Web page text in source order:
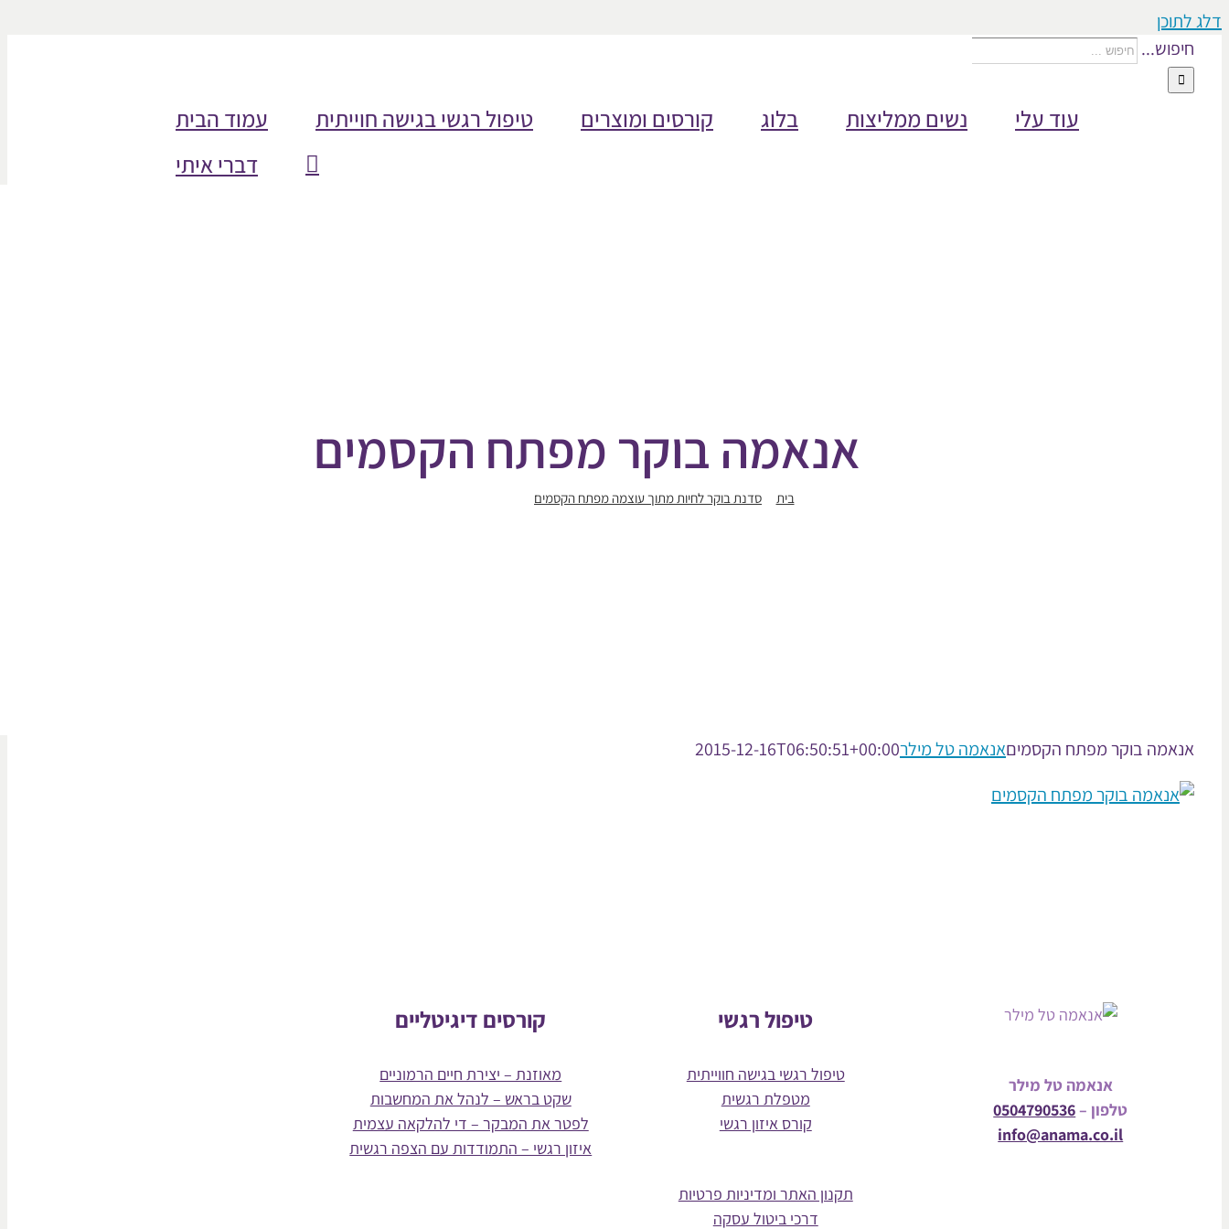
דלג לתוכן
חיפוש...
עמוד הבית טיפול רגשי בגישה חוייתית קורסים ומוצרים בלוג נשים ממליצות
עוד עלי
דברי איתי
אנאמה בוקר מפתח הקסמים
בית סדנת בוקר לחיות מתוך עוצמה מפתח הקסמים
אנאמה בוקר מפתח הקסמיםאנאמה טל מילר2015-12-16T06:50:51+00:00
אנאמה טל מילר
טלפון –0504790536
info@anama.co.il
טיפול רגשי
טיפול רגשי בגישה חווייתית
מטפלת רגשית
קורס איזון רגשי
תקנון האתר ומדיניות פרטיות
דרכי ביטול עסקה
קורסים דיגיטליים
מאוזנת – יצירת חיים הרמוניים
שקט בראש – לנהל את המחשבות
לפטר את המבקר – די להלקאה עצמית
איזון רגשי – התמודדות עם הצפה רגשית